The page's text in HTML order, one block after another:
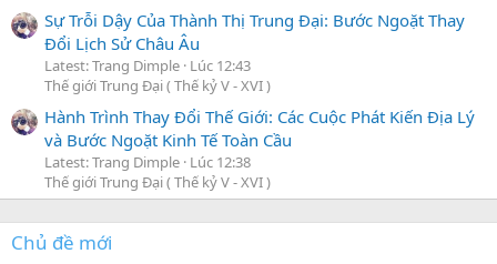
Sự Trỗi Dậy Của Thành Thị Trung Đại: Bước Ngoặt Thay
Đổi Lịch Sử Châu Âu
Latest: Trang Dimple Lúc 12:43
Thế giới Trung Đại ( Thế kỷ V - XVI )
Hành Trình Thay Đổi Thế Giới: Các Cuộc Phát Kiến Địa Lý
và Bước Ngoặt Kinh Tế Toàn Cầu
Latest: Trang Dimple Lúc 12:38
Thế giới Trung Đại ( Thế kỷ V - XVI )
Chủ đề mới